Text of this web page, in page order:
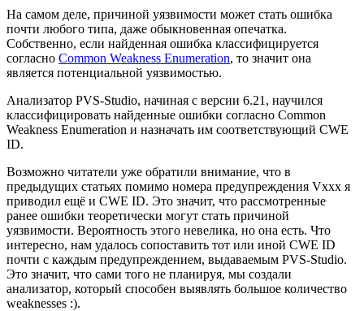
На самом деле, причиной уязвимости может стать ошибка
почти любого типа, даже обыкновенная опечатка.
Собственно, если найденная ошибка классифицируется
согласно Common Weakness Enumeration, то значит она
является потенциальной уязвимостью.
Анализатор PVS-Studio, начиная с версии 6.21, научился
классифицировать найденные ошибки согласно Common
Weakness Enumeration и назначать им соответствующий CWE
ID.
Возможно читатели уже обратили внимание, что в
предыдущих статьях помимо номера предупреждения Vxxx я
приводил ещё и CWE ID. Это значит, что рассмотренные
ранее ошибки теоретически могут стать причиной
уязвимости. Вероятность этого невелика, но она есть. Что
интересно, нам удалось сопоставить тот или иной CWE ID
почти с каждым предупреждением, выдаваемым PVS-Studio.
Это значит, что сами того не планируя, мы создали
анализатор, который способен выявлять большое количество
weaknesses :).